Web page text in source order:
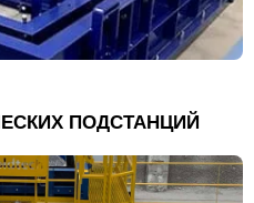
ПОДСТАНЦИЙ